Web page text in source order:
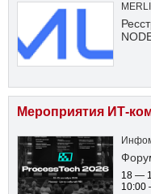
Мероприятия ИТ-
18 —
10:00